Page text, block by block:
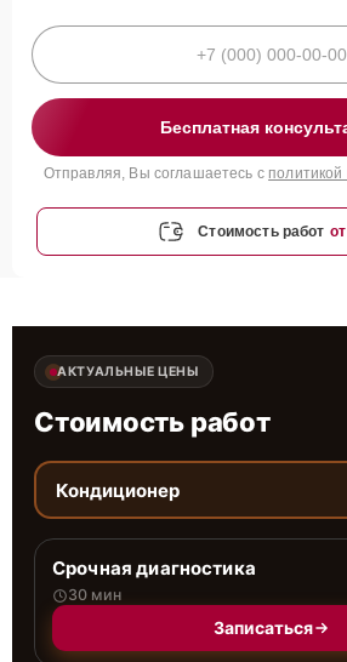
Бесплатная
Отправляя, Вы соглашаетесь с
Стоимость работ
АКТУАЛЬНЫЕ ЦЕНЫ
Стоимость работ
Кондиционер
Срочная диагностика
30 мин
Записаться